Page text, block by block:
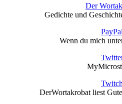
Der
Gedichte und
PayPal
Wenn du mich
Twitch
DerWortakrobat liest